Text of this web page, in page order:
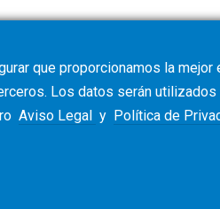
que proporcionamos la
Los datos serán
Aviso Legal y Política de